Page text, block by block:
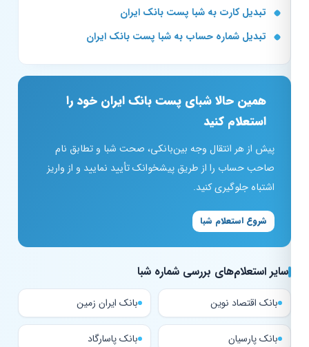
تبدیل کارت به شبا پست بانک ایران
تبدیل شماره حساب به شبا پست بانک ایران
همین حالا شبای پست بانک ایران خود را
استعلام کنید
پیش از هر انتقال وجه بین‌بانکی، صحت شبا و تطابق نام
صاحب حساب را از طریق پیشخوانک تأیید نمایید و از واریز
اشتباه جلوگیری کنید.
شروع استعلام شبا
سایر استعلام‌های بررسی شماره شبا
بانک اقتصاد نوین بانک ایران زمین
بانک پارسیان بانک پاسارگاد